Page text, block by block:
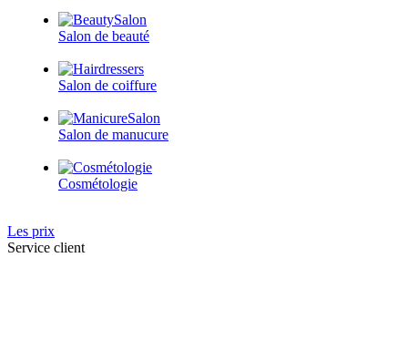
Salon de beauté
Salon de coiffure
Salon de manucure
Cosmétologie
Les prix
Service client